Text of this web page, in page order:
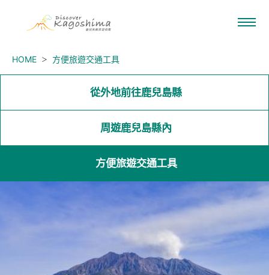
HOME 方便旅遊交通工具
從外地前往鹿兒島縣
周遊鹿兒島縣內
方便旅遊交通工具